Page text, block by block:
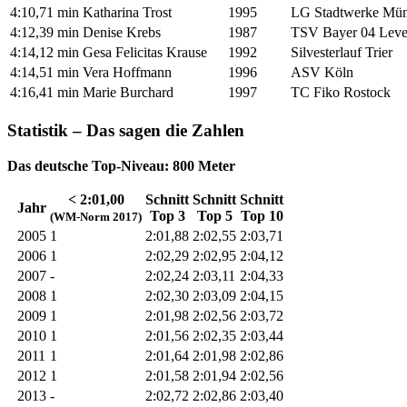
4:10,71 min Katharina Trost 1995
LG Stadtwerke
4:12,39 min Denise Krebs 1987
TSV Bayer 04
4:14,12 min Gesa Felicitas Krause 1992
Silvesterlauf Trier
4:14,51 min Vera Hoffmann 1996
ASV Köln
4:16,41 min Marie Burchard 1997 TC Fiko Rostock
Statistik – Das sagen die Zahlen
Das deutsche Top-Niveau: 800 Meter
Jahr
< 2:01,00
(WM-Norm 2017)
Schnitt
Top 3
Schnitt
Top 5
Schnitt
Top 10
2005 1 2:01,88 2:02,55 2:03,71
2006 1 2:02,29 2:02,95 2:04,12
2007 - 2:02,24 2:03,11 2:04,33
2008 1 2:02,30 2:03,09 2:04,15
2009 1 2:01,98 2:02,56 2:03,72
2010 1 2:01,56 2:02,35 2:03,44
2011 1 2:01,64 2:01,98 2:02,86
2012 1 2:01,58 2:01,94 2:02,56
2013 - 2:02,72 2:02,86 2:03,40